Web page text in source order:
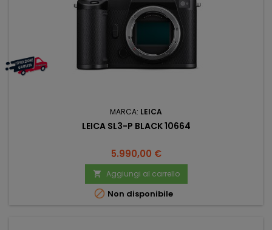
MARCA: LEICA
LEICA SL3-P BLACK 10664
Prezzo
5.990,00 €
 Aggiungi al carrello
 Non disponibile